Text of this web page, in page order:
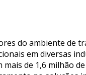
do ambiente de
em diversas
de 1,6 milhão